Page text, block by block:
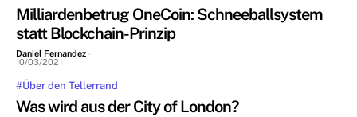
Milliardenbetrug OneCoin: Schneeballsystem
statt Blockchain-Prinzip
Daniel Fernandez -
10/03/2021
#Über den Tellerrand
Was wird aus der City of London?